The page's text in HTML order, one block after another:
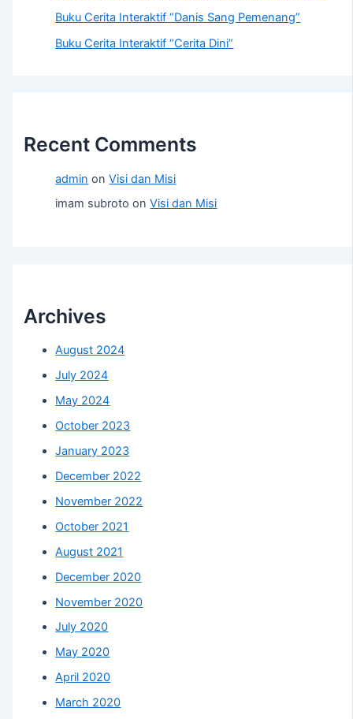
Buku Cerita Interaktif “Danis Sang Pemenang”
Buku Cerita Interaktif “Cerita Dini”
Recent Comments
admin onVisi dan Misi
imam subroto onVisi dan Misi
Archives
August 2024
July 2024
May 2024
October 2023
January 2023
December 2022
November 2022
October 2021
August 2021
December 2020
November 2020
July 2020
May 2020
April 2020
March 2020